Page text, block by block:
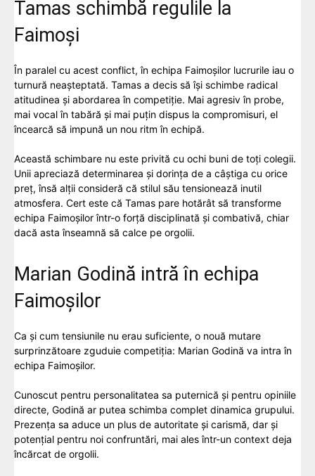
Tamas schimbă regulile la
Faimoși
În paralel cu acest conflict, în echipa Faimoșilor lucrurile iau o
turnură neașteptată. Tamas a decis să își schimbe radical
atitudinea și abordarea în competiție. Mai agresiv în probe,
mai vocal în tabără și mai puțin dispus la compromisuri, el
încearcă să impună un nou ritm în echipă.
Această schimbare nu este privită cu ochi buni de toți colegii.
Unii apreciază determinarea și dorința de a câștiga cu orice
preț, însă alții consideră că stilul său tensionează inutil
atmosfera. Cert este că Tamas pare hotărât să transforme
echipa Faimoșilor într-o forță disciplinată și combativă, chiar
dacă asta înseamnă să calce pe orgolii.
Marian Godină intră în echipa
Faimoșilor
Ca și cum tensiunile nu erau suficiente, o nouă mutare
surprinzătoare zguduie competiția: Marian Godină va intra în
echipa Faimoșilor.
Cunoscut pentru personalitatea sa puternică și pentru opiniile
directe, Godină ar putea schimba complet dinamica grupului.
Prezența sa aduce un plus de autoritate și carismă, dar și
potențial pentru noi confruntări, mai ales într-un context deja
încărcat de orgolii.